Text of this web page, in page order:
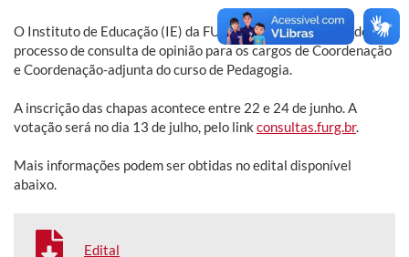
O Instituto de Educação (IE) da FURG divulga a abertura de
processo de consulta de opinião para os cargos de Coordenação
e Coordenação-adjunta do curso de Pedagogia.
A inscrição das chapas acontece entre 22 e 24 de junho. A
votação será no dia 13 de julho, pelo link consultas.furg.br.
Mais informações podem ser obtidas no edital disponível
abaixo.
Edital